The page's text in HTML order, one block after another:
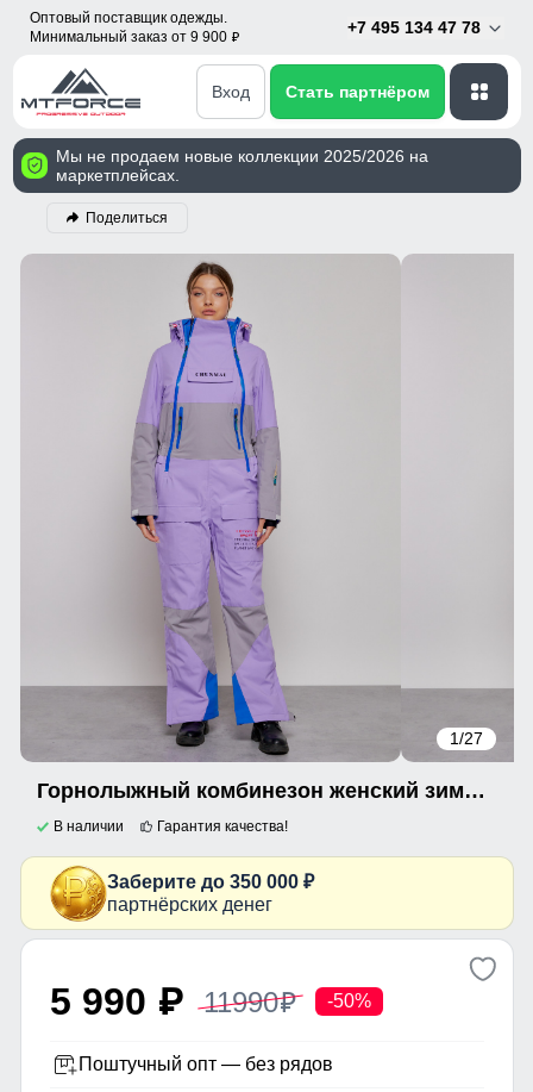
Оптовый поставщик одежды.
Минимальный заказ от 9 900 p
+7 495 134 47 78
Вход Стать партнёром
Мы не продаем новые коллекции 2025/2026 на
маркетплейсах.
Поделиться
1/27
Горнолыжный комбинезон женский зимний сиреневого цвета 2320Sn
В наличии Гарантия качества!
Заберите до 350 000 ₽
партнёрских денег
5 990 p 11990p -50%
Поштучный опт — без рядов